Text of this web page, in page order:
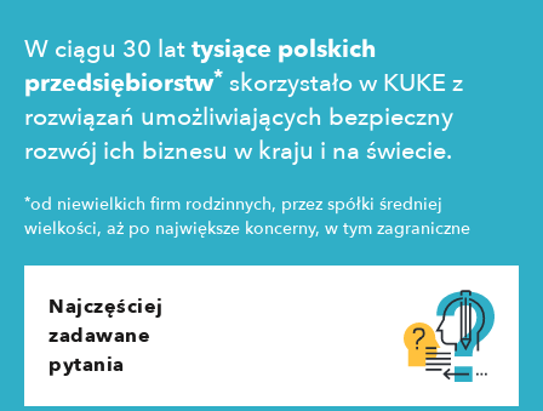
W ciągu 30 lattysiące polskich
przedsiębiorstw* skorzystało w KUKE z
rozwiązań umożliwiających bezpieczny
rozwój ich biznesu w kraju i na świecie.
*od niewielkich firm rodzinnych, przez spółki średniej
wielkości, aż po największe koncerny, w tym zagraniczne
Najczęściej
zadawane
pytania